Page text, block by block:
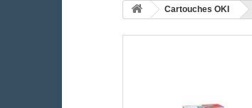
Cartouches OKI